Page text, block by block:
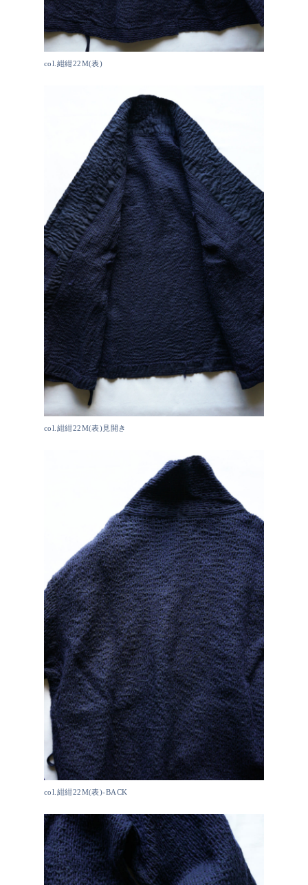
col.紺紺22M(表)
col.紺紺22M(表)見開き
col.紺紺22M(表)-BACK